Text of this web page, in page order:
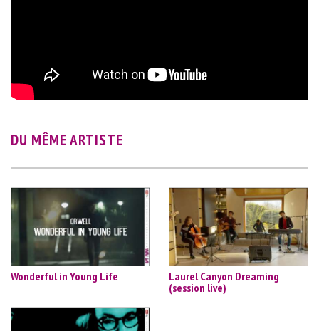
DU MÊME ARTISTE
Wonderful in Young Life
Laurel Canyon Dreaming
(session live)